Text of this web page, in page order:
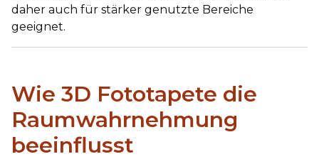
daher auch für stärker genutzte Bereiche
geeignet.
Wie 3D Fototapete die
Raumwahrnehmung
beeinflusst